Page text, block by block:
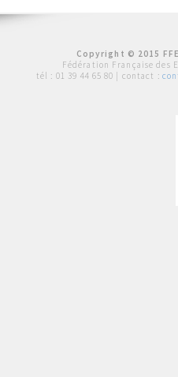
Copyright © 2015
Fédération Française des
tél : 01 39 44 65 80 | contact :